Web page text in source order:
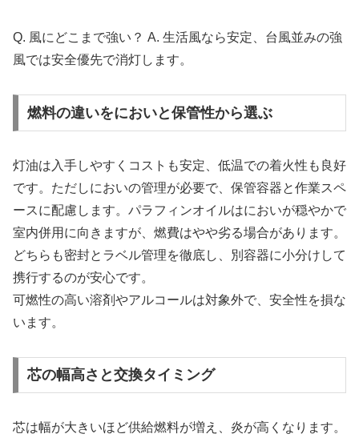
Q. 風にどこまで強い？ A. 生活風なら安定、台風並みの強
風では安全優先で消灯します。
燃料の違いをにおいと保管性から選ぶ
灯油は入手しやすくコストも安定、低温での着火性も良好
です。ただしにおいの管理が必要で、保管容器と作業スペ
ースに配慮します。パラフィンオイルはにおいが穏やかで
室内併用に向きますが、燃費はやや劣る場合があります。
どちらも密封とラベル管理を徹底し、別容器に小分けして
携行するのが安心です。
可燃性の高い溶剤やアルコールは対象外で、安全性を損な
います。
芯の幅高さと交換タイミング
芯は幅が大きいほど供給燃料が増え、炎が高くなります。